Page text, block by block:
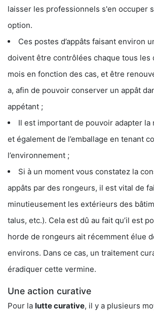
laisser les professionnels s'en occuper
option.
Ces postes d’appâts faisant environ
doivent être contrôlées chaque tous les
mois en fonction des cas, et être
a, afin de pouvoir conserver un appât
appétant ;
Il est important de pouvoir adapter la
et également de l’emballage en tenant
l’environnement ;
Si à un moment vous constatez la
appâts par des rongeurs, il est vital de
minutieusement les extérieurs des
talus, etc.). Cela est dû au fait qu’il est
horde de rongeurs ait récemment élue
environs. Dans ce cas, un traitement
éradiquer cette vermine.
Une action curative
Pour la lutte curative, il y a plusieurs